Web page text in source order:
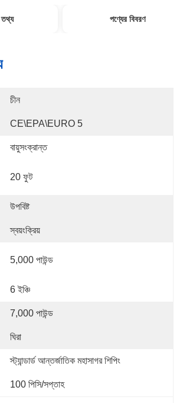
তথ্য পণ্যের বিবরণ
চীন
CE\EPA\EURO 5
বায়ুসংক্রান্ত
20 ফুট
উপবিষ্ট
স্বয়ংক্রিয়
5,000 পাউন্ড
6 ইঞ্চি
7,000 পাউন্ড
ঘিরা
স্ট্যান্ডার্ড আন্তর্জাতিক মহাসাগর শিপিং
100 পিসি/সপ্তাহ